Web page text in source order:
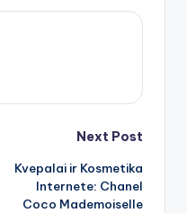
Next Post
Kvepalai ir Kosmetika
Internete: Chanel
Coco Mademoiselle